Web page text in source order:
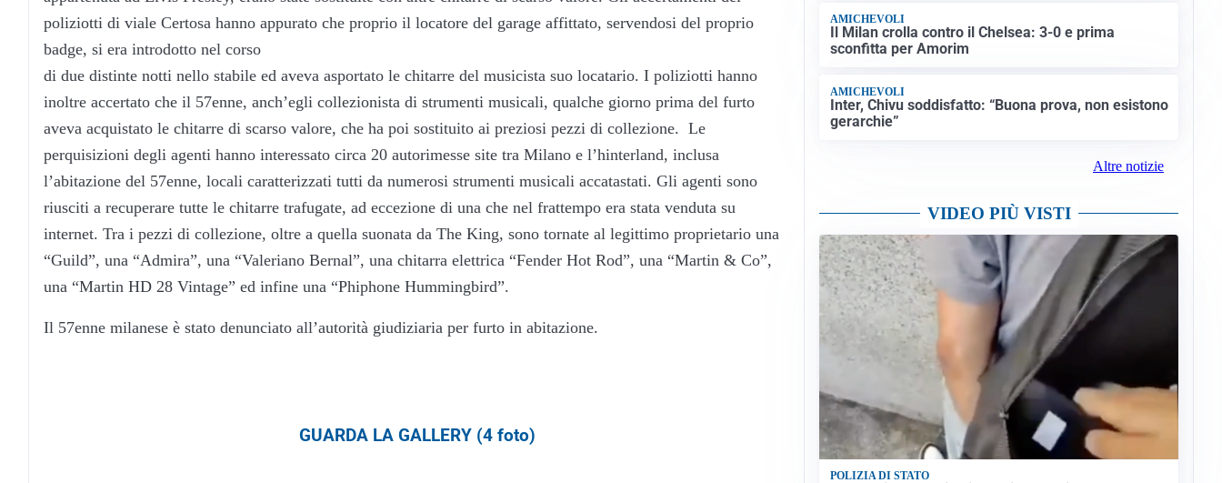
poliziotti di viale Certosa hanno appurato che proprio il locatore del garage affittato, servendosi del proprio
badge, si era introdotto nel corso
di due distinte notti nello stabile ed aveva asportato le chitarre del musicista suo locatario. I poliziotti hanno
inoltre accertato che il 57enne, anch’egli collezionista di strumenti musicali, qualche giorno prima del furto
aveva acquistato le chitarre di scarso valore, che ha poi sostituito ai preziosi pezzi di collezione. Le
perquisizioni degli agenti hanno interessato circa 20 autorimesse site tra Milano e l’hinterland, inclusa
l’abitazione del 57enne, locali caratterizzati tutti da numerosi strumenti musicali accatastati. Gli agenti sono
riusciti a recuperare tutte le chitarre trafugate, ad eccezione di una che nel frattempo era stata venduta su
internet. Tra i pezzi di collezione, oltre a quella suonata da The King, sono tornate al legittimo proprietario una
“Guild”, una “Admira”, una “Valeriano Bernal”, una chitarra elettrica “Fender Hot Rod”, una “Martin & Co”,
una “Martin HD 28 Vintage” ed infine una “Phiphone Hummingbird”.
Il 57enne milanese è stato denunciato all’autorità giudiziaria per furto in abitazione.
GUARDA LA GALLERY (4 foto)
AMICHEVOLI
Il Milan crolla contro il Chelsea: 3-0 e prima
sconfitta per Amorim
AMICHEVOLI
Inter, Chivu soddisfatto: “Buona prova, non esistono
gerarchie”
Altre notizie
VIDEO PIÙ VISTI
POLIZIA DI STATO